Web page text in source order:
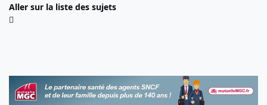
Aller sur la liste des sujets